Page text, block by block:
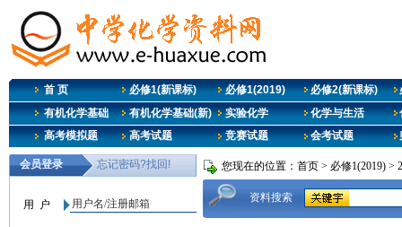
首 页 必修1(新课标) 必修1(2019) 必修2(新课标)
有机化学基础
有机化学基础(新) 实验化学 化学与生活
高考模拟题
高考试题 竞赛试题 会考试题
您现在的位置： 首页 > 必修1(2019) >
资料搜索